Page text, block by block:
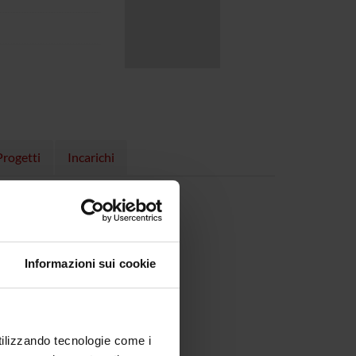
Informazioni sui cookie
tecnologie come i
Incarichi